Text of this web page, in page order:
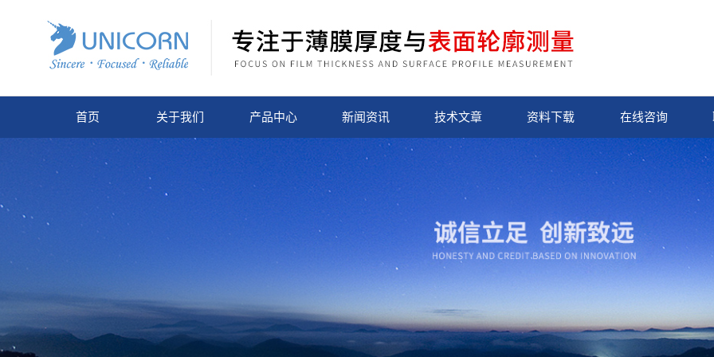
首页 关于我们 产品中心 新闻资讯 技术文章 资料下载 在线咨询